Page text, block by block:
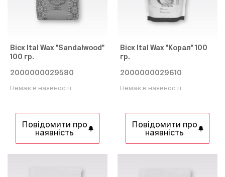
Віск Ital Wax "Sandalwood"
100 гр.
2000000029580
Немає в наявності
Повідомити про
наявність
Віск Ital Wax "Корал" 100
гр.
2000000029610
Немає в наявності
Повідомити про
наявність